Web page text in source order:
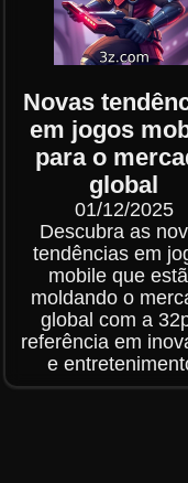
Novas
em jogos
para o
global
01/12/2025
Descubra as
tendências em
mobile que
moldando o
global com a
referência em
e